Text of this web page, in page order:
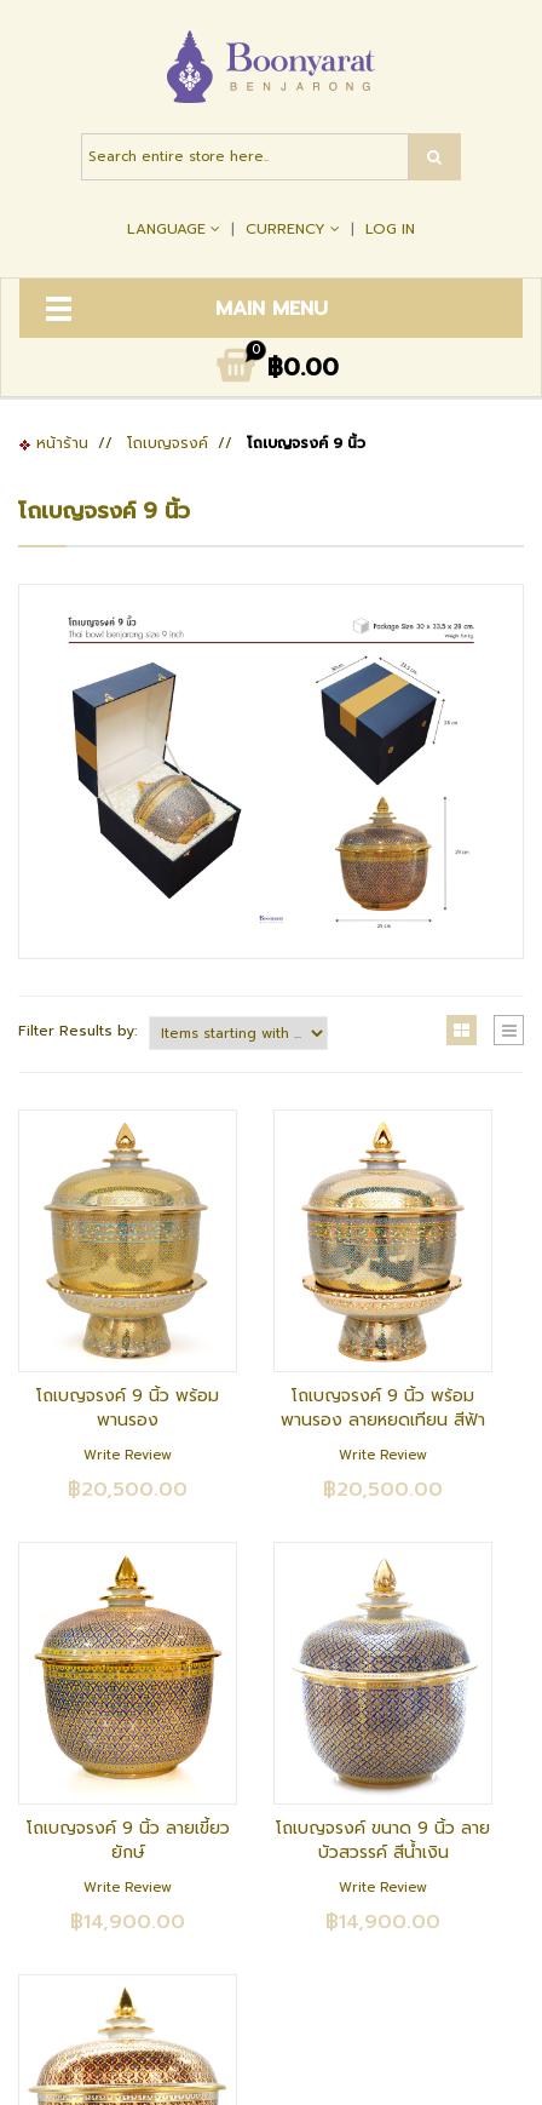
LANGUAGE CURRENCY LOG IN
MAIN MENU
0 ฿0.00
หน้าร้าน // โถเบญจรงค์ // โถเบญจรงค์ 9 นิ้ว
โถเบญจรงค์ 9 นิ้ว
Filter Results by:
โถเบญจรงค์ 9 นิ้ว พร้อม
พานรอง
Write Review
฿20,500.00
โถเบญจรงค์ 9 นิ้ว พร้อม
พานรอง ลายหยดเทียน สีฟ้า
Write Review
฿20,500.00
โถเบญจรงค์ 9 นิ้ว ลายเขี้ยว
ยักษ์
Write Review
฿14,900.00
โถเบญจรงค์ ขนาด 9 นิ้ว ลาย
บัวสวรรค์ สีน้ำเงิน
Write Review
฿14,900.00